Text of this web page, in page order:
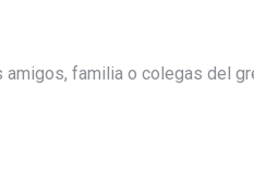
familia o colegas del